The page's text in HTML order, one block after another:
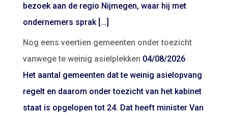
bezoek aan de regio Nijmegen, waar hij met
ondernemers sprak […]
Nog eens veertien gemeenten onder toezicht
vanwege te weinig asielplekken 04/08/2026
Het aantal gemeenten dat te weinig asielopvang
regelt en daarom onder toezicht van het kabinet
staat is opgelopen tot 24. Dat heeft minister Van